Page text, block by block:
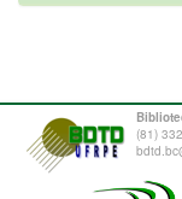
(81)